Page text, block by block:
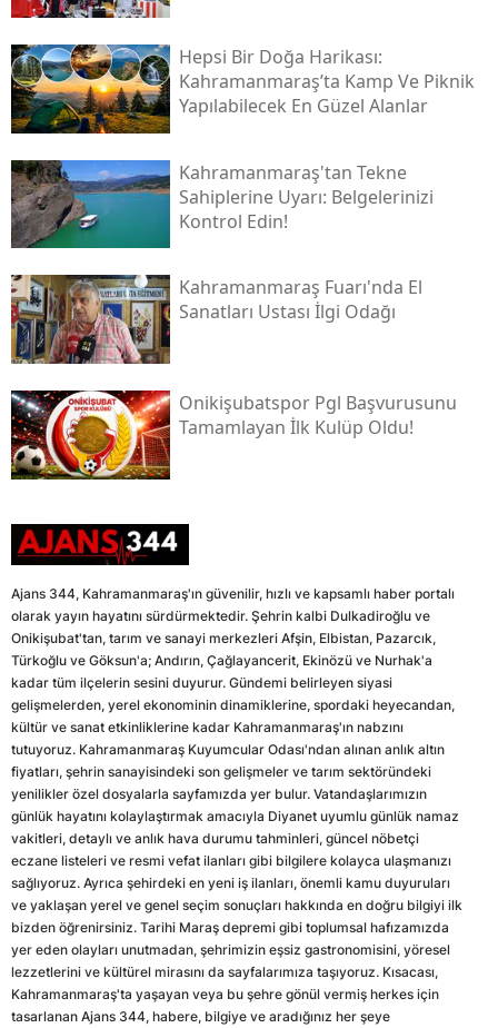
Hepsi Bir Doğa Harikası:
Kahramanmaraş’ta Kamp Ve Piknik
Yapılabilecek En Güzel Alanlar
Kahramanmaraş'tan Tekne
Sahiplerine Uyarı: Belgelerinizi
Kontrol Edin!
Kahramanmaraş Fuarı'nda El
Sanatları Ustası İlgi Odağı
Onikişubatspor Pgl Başvurusunu
Tamamlayan İlk Kulüp Oldu!
Ajans 344, Kahramanmaraş'ın güvenilir, hızlı ve kapsamlı haber portalı
olarak yayın hayatını sürdürmektedir. Şehrin kalbi Dulkadiroğlu ve
Onikişubat'tan, tarım ve sanayi merkezleri Afşin, Elbistan, Pazarcık,
Türkoğlu ve Göksun'a; Andırın, Çağlayancerit, Ekinözü ve Nurhak'a
kadar tüm ilçelerin sesini duyurur. Gündemi belirleyen siyasi
gelişmelerden, yerel ekonominin dinamiklerine, spordaki heyecandan,
kültür ve sanat etkinliklerine kadar Kahramanmaraş'ın nabzını
tutuyoruz. Kahramanmaraş Kuyumcular Odası'ndan alınan anlık altın
fiyatları, şehrin sanayisindeki son gelişmeler ve tarım sektöründeki
yenilikler özel dosyalarla sayfamızda yer bulur. Vatandaşlarımızın
günlük hayatını kolaylaştırmak amacıyla Diyanet uyumlu günlük namaz
vakitleri, detaylı ve anlık hava durumu tahminleri, güncel nöbetçi
eczane listeleri ve resmi vefat ilanları gibi bilgilere kolayca ulaşmanızı
sağlıyoruz. Ayrıca şehirdeki en yeni iş ilanları, önemli kamu duyuruları
ve yaklaşan yerel ve genel seçim sonuçları hakkında en doğru bilgiyi ilk
bizden öğrenirsiniz. Tarihi Maraş depremi gibi toplumsal hafızamızda
yer eden olayları unutmadan, şehrimizin eşsiz gastronomisini, yöresel
lezzetlerini ve kültürel mirasını da sayfalarımıza taşıyoruz. Kısacası,
Kahramanmaraş'ta yaşayan veya bu şehre gönül vermiş herkes için
tasarlanan Ajans 344, habere, bilgiye ve aradığınız her şeye